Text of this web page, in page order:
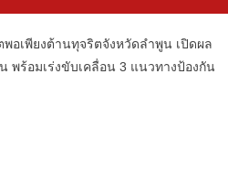
พอเพียงต้านทุจริตจังหวัดลำพูน เปิดผล
พร้อมเร่งขับเคลื่อน 3 แนวทางป้องกัน